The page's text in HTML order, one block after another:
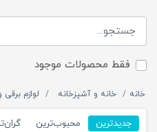
فقط محصولات موجود
خانه خانه و آشپزخانه لوازم
جدیدترین محبوب‌ترین